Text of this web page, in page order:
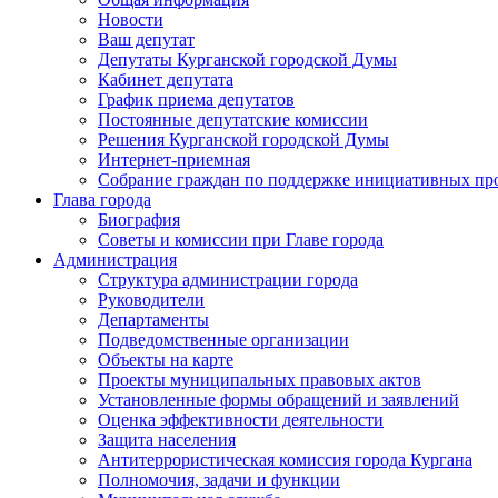
Новости
Ваш депутат
Депутаты Курганской городской Думы
Кабинет депутата
График приема депутатов
Постоянные депутатские комиссии
Решения Курганской городской Думы
Интернет-приемная
Собрание граждан по поддержке инициативных
Глава города
Биография
Советы и комиссии при Главе города
Администрация
Структура администрации города
Руководители
Департаменты
Подведомственные организации
Объекты на карте
Проекты муниципальных правовых актов
Установленные формы обращений и заявлений
Оценка эффективности деятельности
Защита населения
Антитеррористическая комиссия города Кургана
Полномочия, задачи и функции